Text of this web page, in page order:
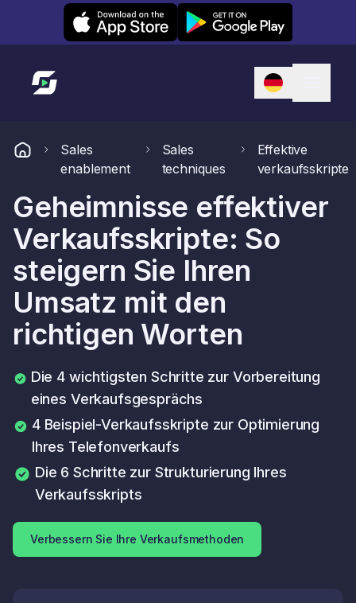
Leexi on iOS Leexi on Android
Link zur Startseite
Sales
enablement
Sales
techniques
Effektive
verkaufsskripte
Geheimnisse effektiver
Verkaufsskripte: So
steigern Sie Ihren
Umsatz mit den
richtigen Worten
Die 4 wichtigsten Schritte zur Vorbereitung
eines Verkaufsgesprächs
4 Beispiel-Verkaufsskripte zur Optimierung
Ihres Telefonverkaufs
Die 6 Schritte zur Strukturierung Ihres
Verkaufsskripts
Verbessern Sie Ihre Verkaufsmethoden